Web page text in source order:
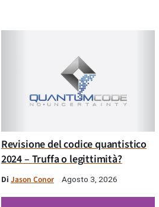
Revisione del codice quantistico
2024 – Truffa o legittimità?
Di Jason Conor Agosto 3, 2026